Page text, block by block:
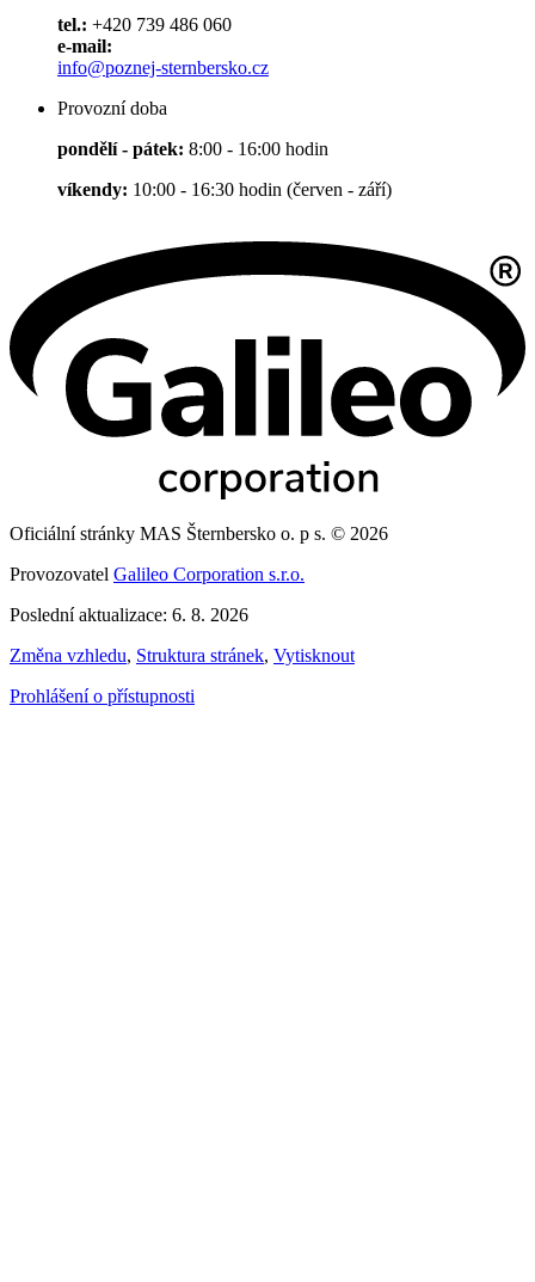
tel.: +420 739 486 060
e-mail:
info@poznej-sternbersko.cz
Provozní doba
pondělí - pátek: 8:00 - 16:00 hodin
víkendy: 10:00 - 16:30 hodin (červen - září)
Oficiální stránky MAS Šternbersko o. p s. © 2026
Provozovatel Galileo Corporation s.r.o.
Poslední aktualizace: 6. 8. 2026
Změna vzhledu, Struktura stránek, Vytisknout
Prohlášení o přístupnosti